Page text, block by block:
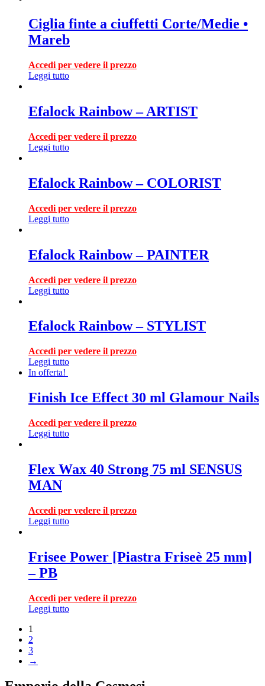
Ciglia finte a ciuffetti Corte/Medie •
Mareb
Accedi per vedere il prezzo
Leggi tutto
Efalock Rainbow – ARTIST
Accedi per vedere il prezzo
Leggi tutto
Efalock Rainbow – COLORIST
Accedi per vedere il prezzo
Leggi tutto
Efalock Rainbow – PAINTER
Accedi per vedere il prezzo
Leggi tutto
Efalock Rainbow – STYLIST
Accedi per vedere il prezzo
Leggi tutto
In offerta!
Finish Ice Effect 30 ml Glamour Nails
Accedi per vedere il prezzo
Leggi tutto
Flex Wax 40 Strong 75 ml SENSUS
MAN
Accedi per vedere il prezzo
Leggi tutto
Frisee Power [Piastra Friseè 25 mm]
– PB
Accedi per vedere il prezzo
Leggi tutto
1
2
3
→